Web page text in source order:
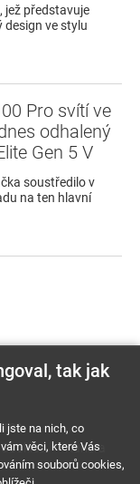
jež představuje
design ve stylu
Pro svítí ve
odhalený
Gen 5 V
soustředilo v
na ten hlavní
Cookies Kariéra
tak jak
jste na nich, co
věci, které Vás
souborů cookies,